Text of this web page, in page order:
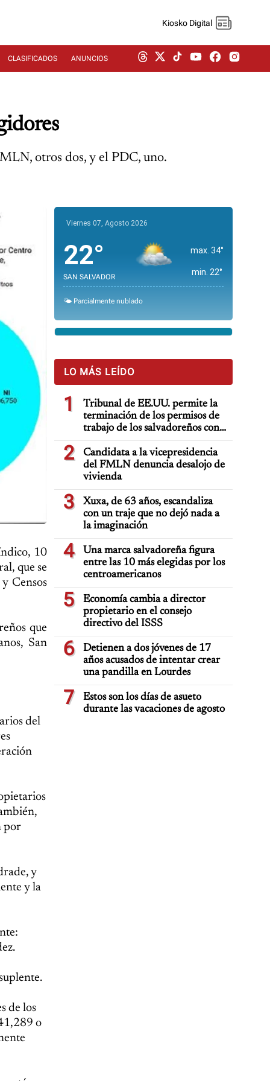
Kiosko Digital
CLASIFICADOS ANUNCIOS
otros dos, y el PDC, uno.
10
que se
Censos
que
San
del
por
y
y la
de los
o
Viernes 07, Agosto 2026
22°
SAN SALVADOR
max. 34°
min. 22°
🌤️ Parcialmente nublado
LO MÁS LEÍDO
1
Tribunal de EE.UU. permite la
terminación de los permisos de
trabajo de los salvadoreños con
TPS
2
Candidata a la vicepresidencia
del FMLN denuncia desalojo de
vivienda
3
Xuxa, de 63 años, escandaliza
con un traje que no dejó nada a
la imaginación
4
Una marca salvadoreña figura
entre las 10 más elegidas por los
centroamericanos
5
Economía cambia a director
propietario en el consejo
directivo del ISSS
6
Detienen a dos jóvenes de 17
años acusados de intentar crear
una pandilla en Lourdes
7
Estos son los días de asueto
durante las vacaciones de agosto